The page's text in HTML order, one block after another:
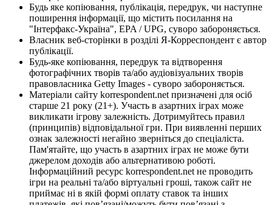
Будь яке копіювання, публікація, передрук, чи наступне
поширення інформації, що містить посилання на
"Інтерфакс-Україна", EPA / UPG, суворо забороняється.
Власник веб-сторінки в розділі Я-Корреспондент є автор
публікації.
Будь-яке копіювання, передрук та відтворення
фотографічних творів та/або аудіовізуальних творів
правовласника Getty Images - суворо забороняється.
Матеріали сайту korrespondent.net призначені для осіб
старше 21 року (21+). Участь в азартних іграх може
викликати ігрову залежність. Дотримуйтесь правил
(принципів) відповідальної гри. При виявленні перших
ознак залежності негайно зверніться до спеціаліста.
Пам'ятайте, що участь в азартних іграх не може бути
джерелом доходів або альтернативою роботі.
Інформаційний ресурс korrespondent.net не проводить
ігри на реальні та/або віртуальні гроші, також сайт не
приймає ні в якій формі оплату ставок та інших